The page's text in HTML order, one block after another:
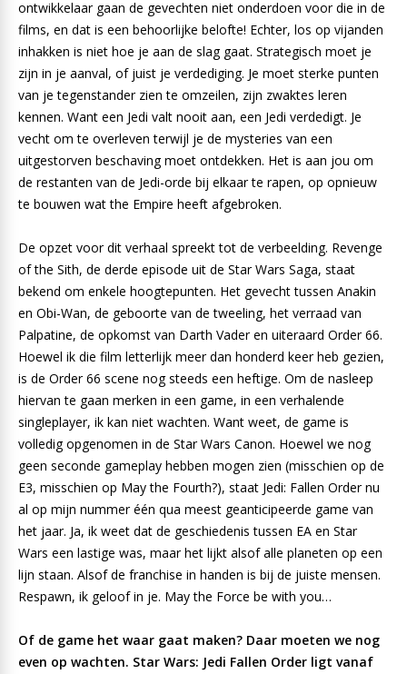
ontwikkelaar gaan de gevechten niet onderdoen voor die in de
films, en dat is een behoorlijke belofte! Echter, los op vijanden
inhakken is niet hoe je aan de slag gaat. Strategisch moet je
zijn in je aanval, of juist je verdediging. Je moet sterke punten
van je tegenstander zien te omzeilen, zijn zwaktes leren
kennen. Want een Jedi valt nooit aan, een Jedi verdedigt. Je
vecht om te overleven terwijl je de mysteries van een
uitgestorven beschaving moet ontdekken. Het is aan jou om
de restanten van de Jedi-orde bij elkaar te rapen, op opnieuw
te bouwen wat the Empire heeft afgebroken.
De opzet voor dit verhaal spreekt tot de verbeelding. Revenge
of the Sith, de derde episode uit de Star Wars Saga, staat
bekend om enkele hoogtepunten. Het gevecht tussen Anakin
en Obi-Wan, de geboorte van de tweeling, het verraad van
Palpatine, de opkomst van Darth Vader en uiteraard Order 66.
Hoewel ik die film letterlijk meer dan honderd keer heb gezien,
is de Order 66 scene nog steeds een heftige. Om de nasleep
hiervan te gaan merken in een game, in een verhalende
singleplayer, ik kan niet wachten. Want weet, de game is
volledig opgenomen in de Star Wars Canon. Hoewel we nog
geen seconde gameplay hebben mogen zien (misschien op de
E3, misschien op May the Fourth?), staat Jedi: Fallen Order nu
al op mijn nummer één qua meest geanticipeerde game van
het jaar. Ja, ik weet dat de geschiedenis tussen EA en Star
Wars een lastige was, maar het lijkt alsof alle planeten op een
lijn staan. Alsof de franchise in handen is bij de juiste mensen.
Respawn, ik geloof in je. May the Force be with you…
Of de game het waar gaat maken? Daar moeten we nog
even op wachten. Star Wars: Jedi Fallen Order ligt vanaf